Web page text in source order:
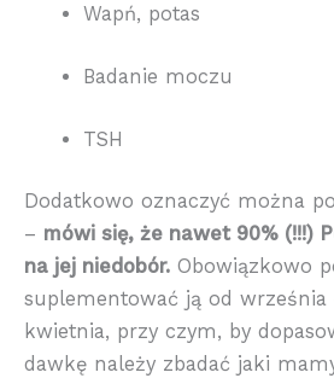
Wapń, potas
Badanie moczu
TSH
Dodatkowo oznaczyć można
– mówi się, że nawet 90% (!!!)
na jej niedobór. Obowiązkowo
suplementować ją od września
kwietnia, przy czym, by
dawkę należy zbadać jaki